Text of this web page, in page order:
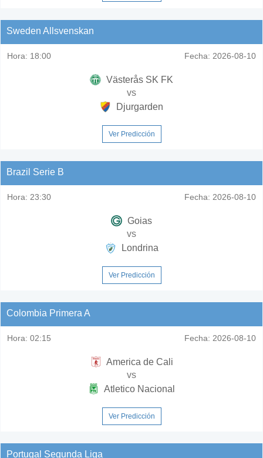
Sweden Allsvenskan
Hora: 18:00 Fecha: 2026-08-10
Västerås SK FK
vs
Djurgarden
Ver Predicción
Brazil Serie B
Hora: 23:30 Fecha: 2026-08-10
Goias
vs
Londrina
Ver Predicción
Colombia Primera A
Hora: 02:15 Fecha: 2026-08-10
America de Cali
vs
Atletico Nacional
Ver Predicción
Portugal Segunda Liga